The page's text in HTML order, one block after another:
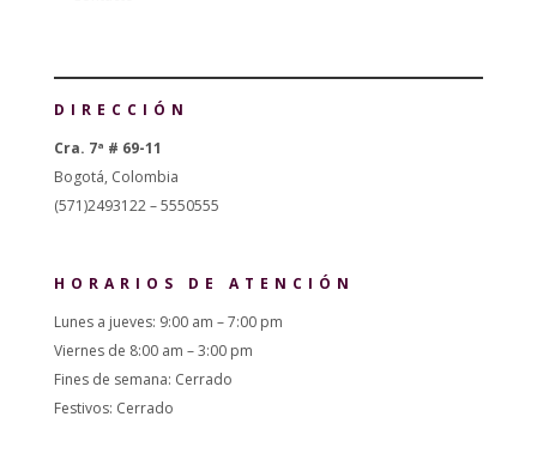
DIRECCIÓN
Cra. 7ª # 69-11
Bogotá, Colombia
(571)2493122 – 5550555
HORARIOS DE ATENCIÓN
Lunes a jueves: 9:00 am – 7:00 pm
Viernes de 8:00 am – 3:00 pm
Fines de semana: Cerrado
Festivos: Cerrado